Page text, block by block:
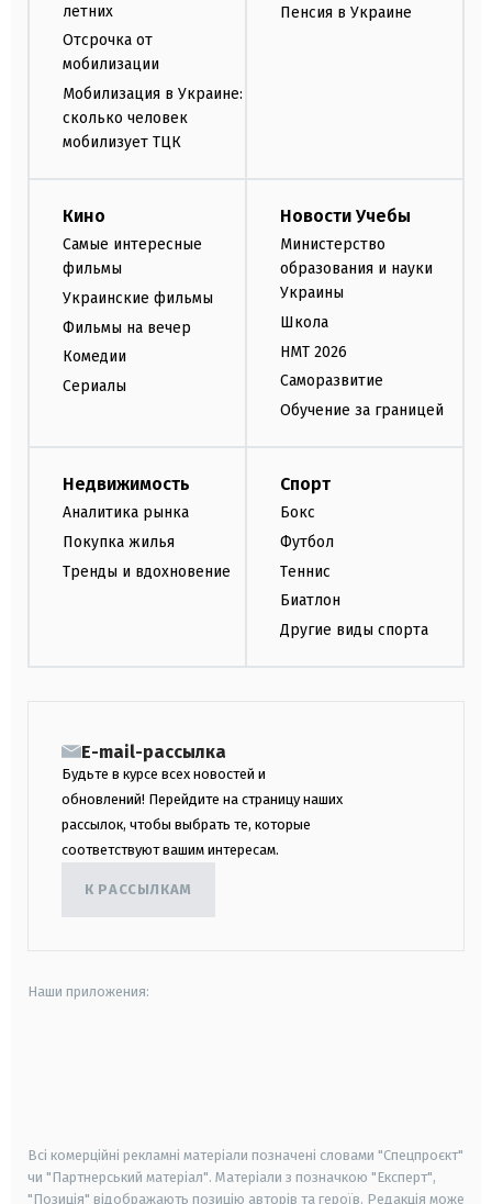
летних
Отсрочка от
мобилизации
Мобилизация в Украине:
сколько человек
мобилизует ТЦК
Пенсия в Украине
Кино
Самые интересные
фильмы
Украинские фильмы
Фильмы на вечер
Комедии
Сериалы
Новости Учебы
Министерство
образования и науки
Украины
Школа
НМТ 2026
Саморазвитие
Обучение за границей
Недвижимость
Аналитика рынка
Покупка жилья
Тренды и вдохновение
Спорт
Бокс
Футбол
Теннис
Биатлон
Другие виды спорта
E-mail-рассылка
Будьте в курсе всех новостей и
обновлений! Перейдите на страницу наших
рассылок, чтобы выбрать те, которые
соответствуют вашим интересам.
К РАССЫЛКАМ
Наши приложения:
Всі комерційні рекламні матеріали позначені словами "Спецпроєкт"
чи "Партнерський матеріал". Матеріали з позначкою "Експерт",
"Позиція" відображають позицію авторів та героїв. Редакція може